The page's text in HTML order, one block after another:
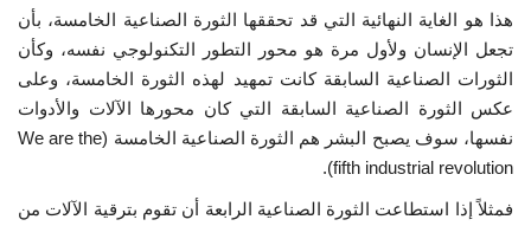
هذا هو الغاية النهائية التي قد تحققها الثورة الصناعية الخامسة، بأن
تجعل الإنسان ولأول مرة هو محور التطور التكنولوجي نفسه، وكأن
الثورات الصناعية السابقة كانت تمهيد لهذه الثورة الخامسة، وعلى
عكس الثورة الصناعية السابقة التي كان محورها الآلات والأدوات
نفسها، سوف يصبح البشر هم الثورة الصناعية الخامسة (We are the
fifth industrial revolution).
فمثلاً إذا استطاعت الثورة الصناعية الرابعة أن تقوم بترقية الآلات من